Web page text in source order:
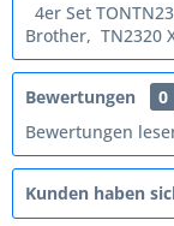
4er Set
Brother, TN2320
Bewertungen
0
Bewertungen
Kunden haben